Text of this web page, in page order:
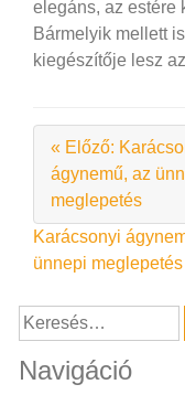
elegáns, az estére
Bármelyik mellett
kiegészítője lesz
« Előző:
ágynemű, az
meglepetés
navigáció
Karácsonyi
ünnepi meglepetés
Keresés:
Navigáció